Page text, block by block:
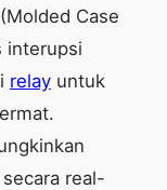
(Molded Case
interupsi
relayuntuk
real-